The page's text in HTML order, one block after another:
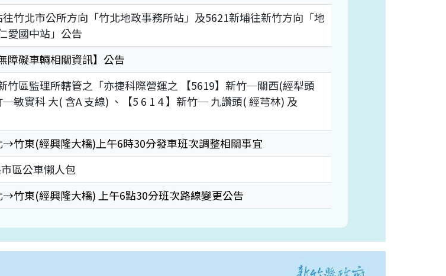
竹北市公所方向「竹北地政事務所站」及5621新埔往新竹方向「地
愛國中站」公告
障礙車輛相關資訊】公告
竹區監理所轄管之「亦捷科際營運之 【5619】新竹─關西(經犁頭
敏實科 大( 含A 支線) 、【5 6 1 4 】新竹─ 九讚頭( 經芎林) 及
→竹東(經興隆大橋)上午6時30分發車班次調整相關事宜
區公車懶人包
→竹東(經興隆大橋) 上午6點30分班次路線變更公告